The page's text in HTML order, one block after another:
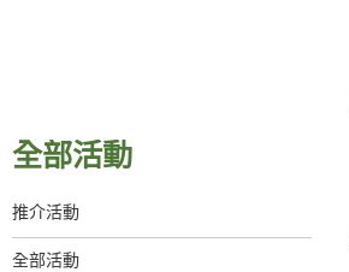
全部活動
推介活動
全部活動